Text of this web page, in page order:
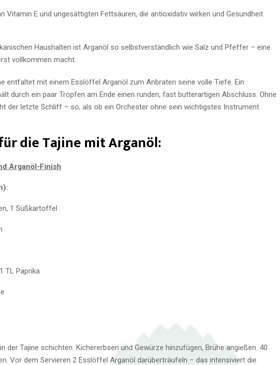
Vitamin E und ungesättigten Fettsäuren, die antioxidativ wirken und Gesundheit
Haushalten ist Arganöl so selbstverständlich wie Salz und Pfeffer – eine
vollkommen macht.
entfaltet mit einem Esslöffel Arganöl zum Anbraten seine volle Tiefe. Ein
durch ein paar Tropfen am Ende einen runden, fast butterartigen Abschluss. Ohne
der letzte Schliff – so, als ob ein Orchester ohne sein wichtigstes Instrument
die Tajine mit Arganöl:
Arganöl-Finish
1 Süßkartoffel
TL Paprika
der Tajine schichten. Kichererbsen und Gewürze hinzufügen, Brühe angießen. 40
Vor dem Servieren 2 Esslöffel Arganöl darüberträufeln – das intensiviert die